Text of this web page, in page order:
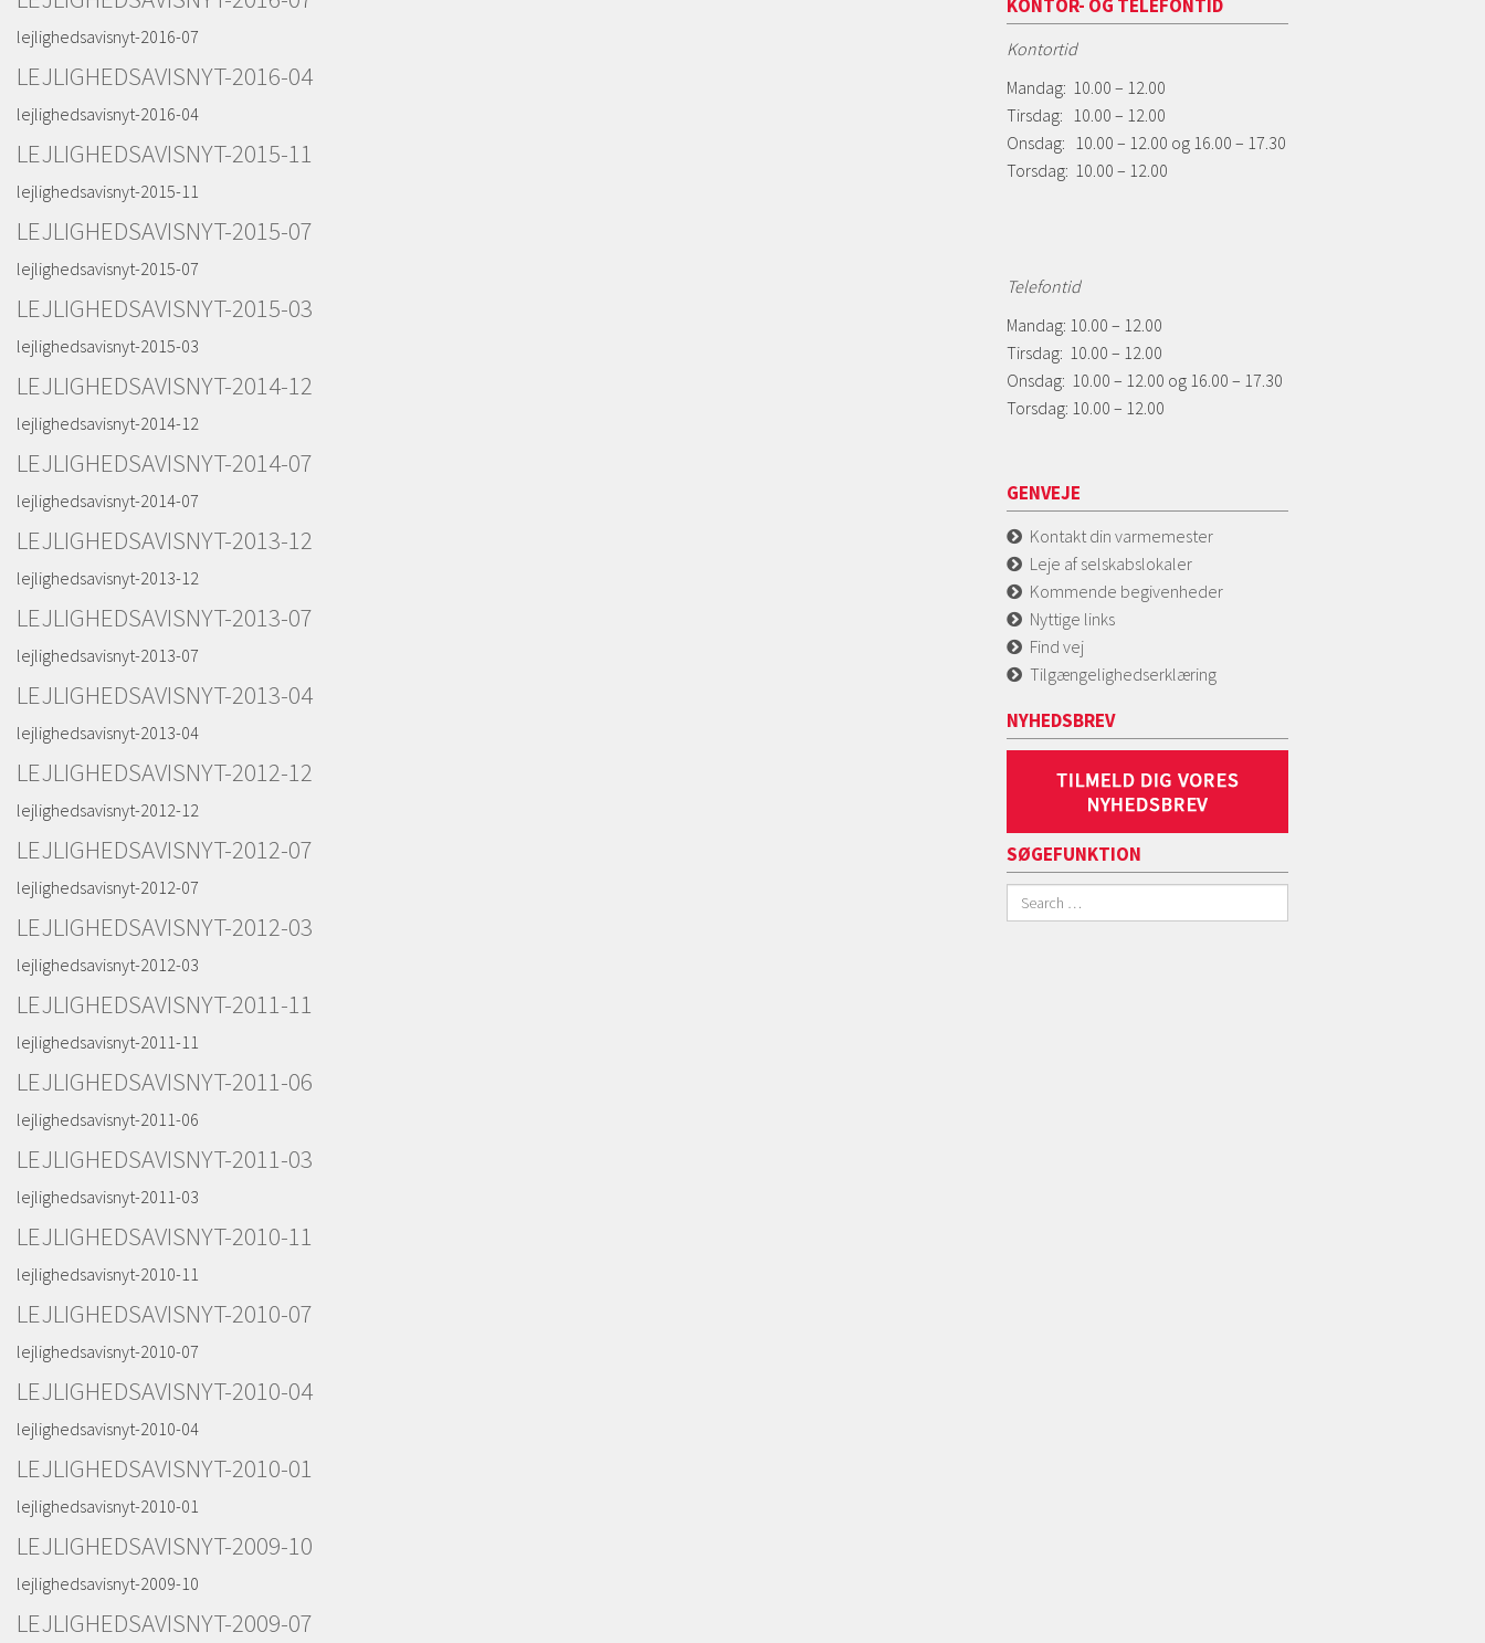
lejlighedsavisnyt-2016-07
LEJLIGHEDSAVISNYT-2016-04
lejlighedsavisnyt-2016-04
LEJLIGHEDSAVISNYT-2015-11
lejlighedsavisnyt-2015-11
LEJLIGHEDSAVISNYT-2015-07
lejlighedsavisnyt-2015-07
LEJLIGHEDSAVISNYT-2015-03
lejlighedsavisnyt-2015-03
LEJLIGHEDSAVISNYT-2014-12
lejlighedsavisnyt-2014-12
LEJLIGHEDSAVISNYT-2014-07
lejlighedsavisnyt-2014-07
LEJLIGHEDSAVISNYT-2013-12
lejlighedsavisnyt-2013-12
LEJLIGHEDSAVISNYT-2013-07
lejlighedsavisnyt-2013-07
LEJLIGHEDSAVISNYT-2013-04
lejlighedsavisnyt-2013-04
LEJLIGHEDSAVISNYT-2012-12
lejlighedsavisnyt-2012-12
LEJLIGHEDSAVISNYT-2012-07
lejlighedsavisnyt-2012-07
LEJLIGHEDSAVISNYT-2012-03
lejlighedsavisnyt-2012-03
LEJLIGHEDSAVISNYT-2011-11
lejlighedsavisnyt-2011-11
LEJLIGHEDSAVISNYT-2011-06
lejlighedsavisnyt-2011-06
LEJLIGHEDSAVISNYT-2011-03
lejlighedsavisnyt-2011-03
LEJLIGHEDSAVISNYT-2010-11
lejlighedsavisnyt-2010-11
LEJLIGHEDSAVISNYT-2010-07
lejlighedsavisnyt-2010-07
LEJLIGHEDSAVISNYT-2010-04
lejlighedsavisnyt-2010-04
LEJLIGHEDSAVISNYT-2010-01
lejlighedsavisnyt-2010-01
LEJLIGHEDSAVISNYT-2009-10
lejlighedsavisnyt-2009-10
LEJLIGHEDSAVISNYT-2009-07
KONTOR- OG TELEFONTID
Kontortid
Mandag: 10.00 – 12.00
Tirsdag: 10.00 – 12.00
Onsdag: 10.00 – 12.00 og 16.00 – 17.30
Torsdag: 10.00 – 12.00
Telefontid
Mandag: 10.00 – 12.00
Tirsdag: 10.00 – 12.00
Onsdag: 10.00 – 12.00 og 16.00 – 17.30
Torsdag: 10.00 – 12.00
GENVEJE
Kontakt din varmemester
Leje af selskabslokaler
Kommende begivenheder
Nyttige links
Find vej
Tilgængelighedserklæring
NYHEDSBREV
SØGEFUNKTION